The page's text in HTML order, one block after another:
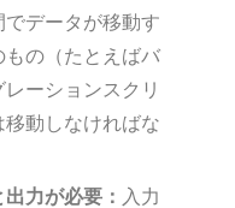
データが移動す
の（たとえばバ
ーションスクリ
動しなければな
力が必要： 入力